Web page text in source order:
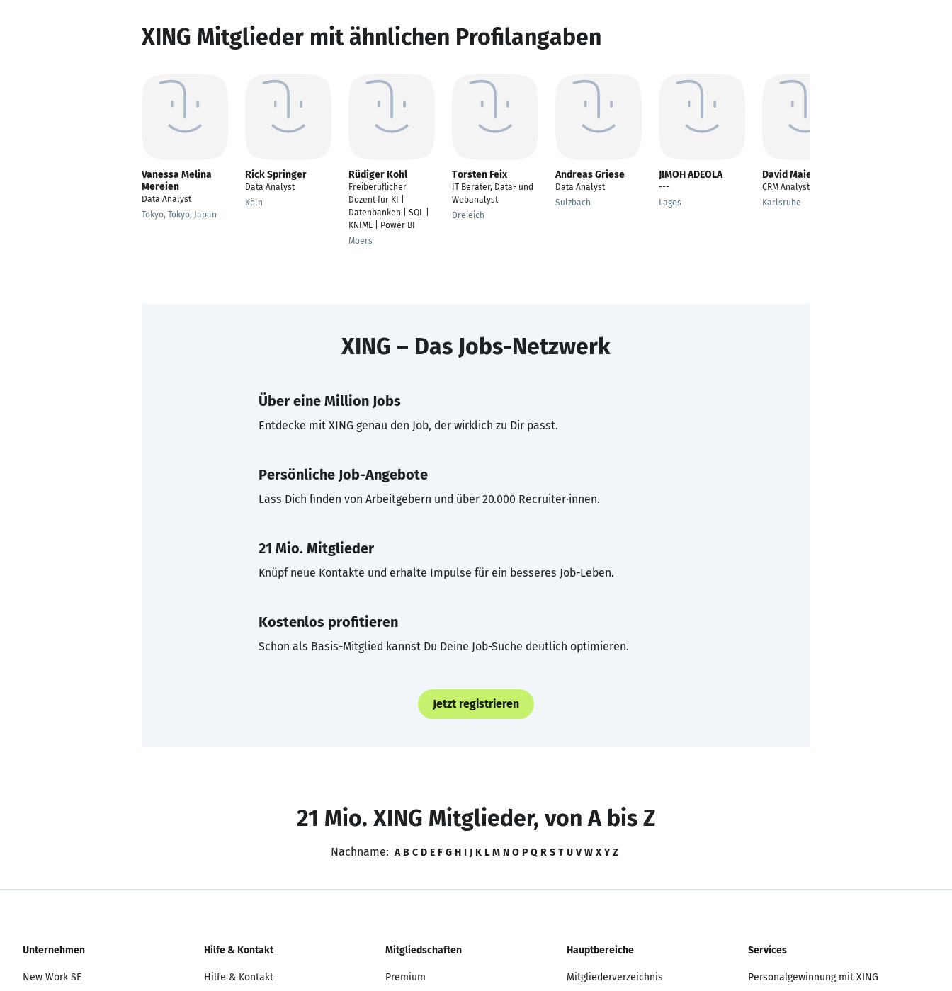
XING Mitglieder mit ähnlichen Profilangaben
Vanessa Melina
Mereien
Data Analyst
Tokyo, Tokyo, Japan
Rick Springer
Data Analyst
Köln
Rüdiger Kohl
Freiberuflicher
Dozent für KI |
Datenbanken | SQL |
KNIME | Power BI
Moers
Torsten Feix
IT Berater, Data- und
Webanalyst
Dreieich
Andreas Griese
Data Analyst
Sulzbach
JIMOH ADEOLA
---
Lagos
David Maier
CRM Analyst
Karlsruhe
XING – Das Jobs-Netzwerk
Über eine Million Jobs
Entdecke mit XING genau den Job, der wirklich zu Dir passt.
Persönliche Job-Angebote
Lass Dich finden von Arbeitgebern und über 20.000 Recruiter·innen.
21 Mio. Mitglieder
Knüpf neue Kontakte und erhalte Impulse für ein besseres Job-Leben.
Kostenlos profitieren
Schon als Basis-Mitglied kannst Du Deine Job-Suche deutlich optimieren.
Jetzt registrieren
21 Mio. XING Mitglieder, von A bis Z
Nachname: A B C D E F G H I J K L M N O P Q R S T U V W X Y Z
Unternehmen
New Work SE
Hilfe & Kontakt
Hilfe & Kontakt
Mitgliedschaften
Premium
Hauptbereiche
Mitgliederverzeichnis
Services
Personalgewinnung mit XING